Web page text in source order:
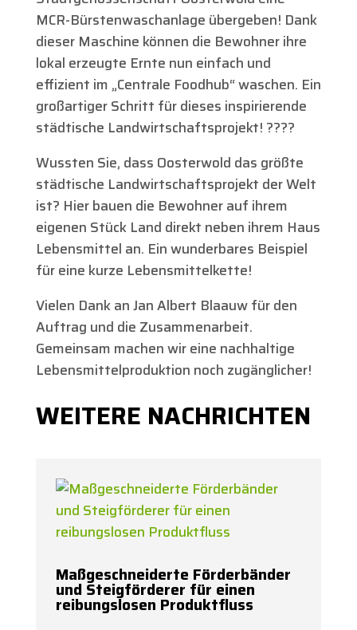
MCR-Bürstenwaschanlage übergeben! Dank
dieser Maschine können die Bewohner ihre
lokal erzeugte Ernte nun einfach und
effizient im „Centrale Foodhub“ waschen. Ein
großartiger Schritt für dieses inspirierende
städtische Landwirtschaftsprojekt! ????
Wussten Sie, dass Oosterwold das größte
städtische Landwirtschaftsprojekt der Welt
ist? Hier bauen die Bewohner auf ihrem
eigenen Stück Land direkt neben ihrem Haus
Lebensmittel an. Ein wunderbares Beispiel
für eine kurze Lebensmittelkette!
Vielen Dank an Jan Albert Blaauw für den
Auftrag und die Zusammenarbeit.
Gemeinsam machen wir eine nachhaltige
Lebensmittelproduktion noch zugänglicher!
WEITERE NACHRICHTEN
Maßgeschneiderte Förderbänder
und Steigförderer für einen
reibungslosen Produktfluss